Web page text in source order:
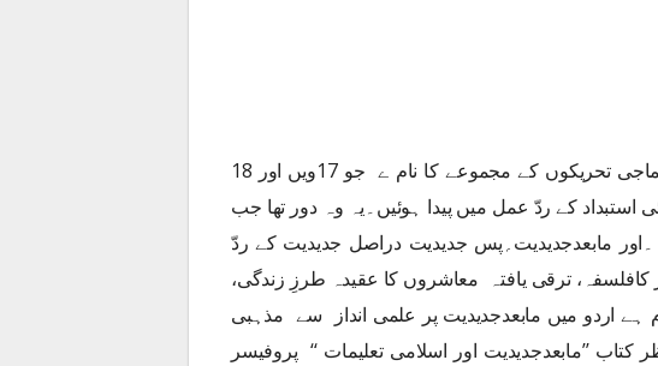
جدیدیت ان نظریاتی تہذیبی ،سیاسی اور سماجی تحریکوں کے مجموعے کا نام ے جو 17ویں اور 18
کے ردّ عمل میں پیدا ہوئیں۔یہ وہ دور تھا جب
مابعدجدیدیت؍پس جدیدیت دراصل جدیدیت کے ردّ
ترقی یافتہ معاشروں کا عقیدہ طرزِ زندگی،
اردو میں مابعدجدیدیت پر علمی انداز سے مذہبی
’’مابعدجدیدیت اور اسلامی تعلیمات ‘‘ پروفیسر